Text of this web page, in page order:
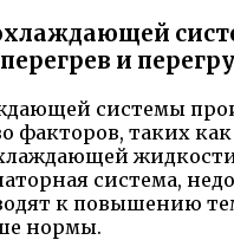
и
системы
факторов, таких
система,
к повышению
нормы.